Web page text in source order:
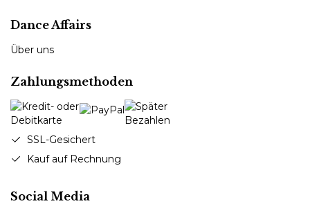
Dance Affairs
Über uns
Zahlungsmethoden
SSL-Gesichert
Kauf auf Rechnung
Social Media